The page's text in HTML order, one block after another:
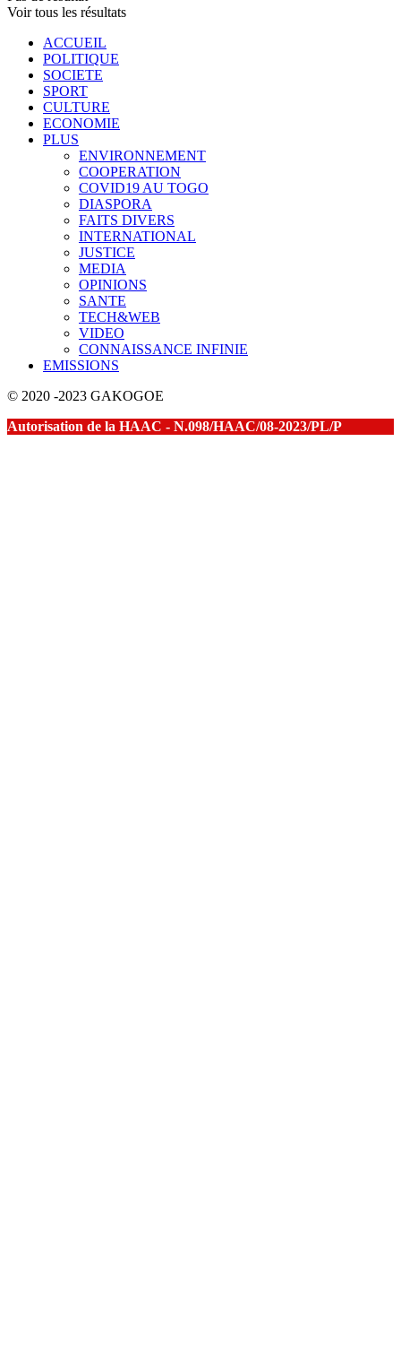
Voir tous les résultats
ACCUEIL
POLITIQUE
SOCIETE
SPORT
CULTURE
ECONOMIE
PLUS
ENVIRONNEMENT
COOPERATION
COVID19 AU TOGO
DIASPORA
FAITS DIVERS
INTERNATIONAL
JUSTICE
MEDIA
OPINIONS
SANTE
TECH&WEB
VIDEO
CONNAISSANCE INFINIE
EMISSIONS
© 2020 -2023 GAKOGOE
Autorisation de la HAAC - N.098/HAAC/08-2023/PL/P